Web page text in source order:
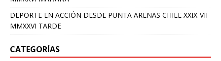
DEPORTE EN ACCIÓN DESDE PUNTA ARENAS CHILE XXIX-VII-
MMXXVI TARDE
CATEGORÍAS